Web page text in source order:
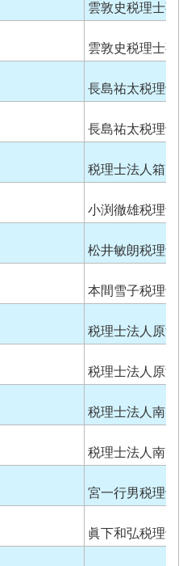
雲敦史税理士事
雲敦史税理士事
長島祐太税理士
長島祐太税理士
税理士法人箱
小渕徹雄税理士
松井敏朗税理士
本間雪子税理士
税理士法人原澤
税理士法人原澤
税理士法人南雲
税理士法人南雲
宮一行男税理士
眞下和弘税理士